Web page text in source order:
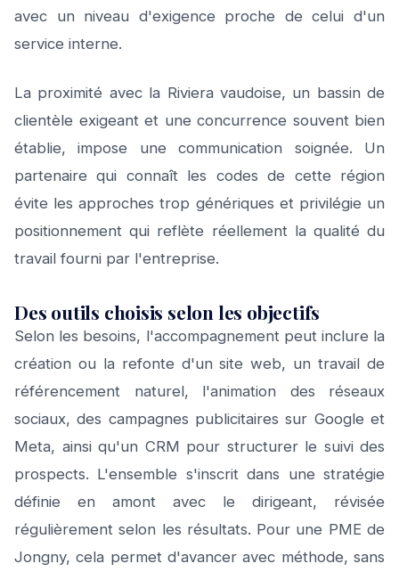
avec un niveau d'exigence proche de celui d'un
service interne.
La proximité avec la Riviera vaudoise, un bassin de
clientèle exigeant et une concurrence souvent bien
établie, impose une communication soignée. Un
partenaire qui connaît les codes de cette région
évite les approches trop génériques et privilégie un
positionnement qui reflète réellement la qualité du
travail fourni par l'entreprise.
Des outils choisis selon les objectifs
Selon les besoins, l'accompagnement peut inclure la
création ou la refonte d'un site web, un travail de
référencement naturel, l'animation des réseaux
sociaux, des campagnes publicitaires sur Google et
Meta, ainsi qu'un CRM pour structurer le suivi des
prospects. L'ensemble s'inscrit dans une stratégie
définie en amont avec le dirigeant, révisée
régulièrement selon les résultats. Pour une PME de
Jongny, cela permet d'avancer avec méthode, sans